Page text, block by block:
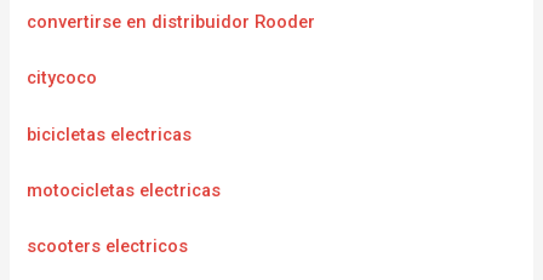
convertirse en distribuidor Rooder
citycoco
bicicletas electricas
motocicletas electricas
scooters electricos